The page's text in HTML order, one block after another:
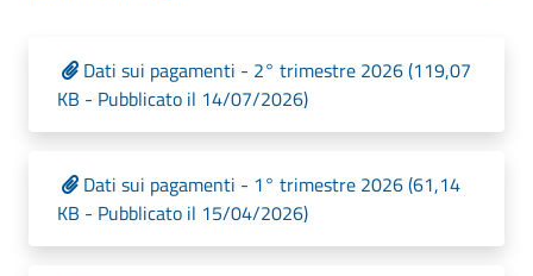
Dati sui pagamenti - 2° trimestre 2026 (119,07
KB - Pubblicato il 14/07/2026)
Dati sui pagamenti - 1° trimestre 2026 (61,14
KB - Pubblicato il 15/04/2026)